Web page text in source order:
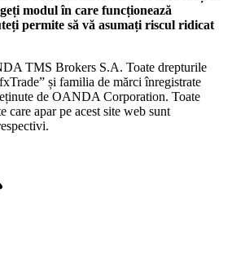
modul în care funcționează
permite să vă asumați riscul ridicat
TMS Brokers S.A. Toate drepturile
și familia de mărci înregistrate
de OANDA Corporation. Toate
care apar pe acest site web sunt